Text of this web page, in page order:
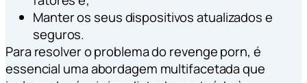
Manter os seus dispositivos atualizados e
seguros.
Para resolver o problema do revenge porn, é
essencial uma abordagem multifacetada que